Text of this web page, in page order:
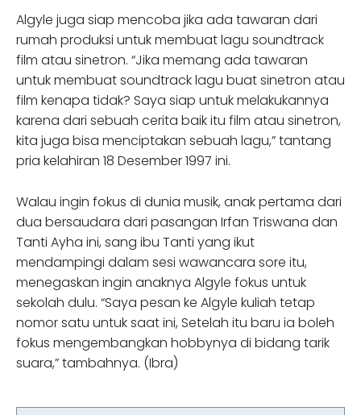
Algyle juga siap mencoba jika ada tawaran dari
rumah produksi untuk membuat lagu soundtrack
film atau sinetron. “Jika memang ada tawaran
untuk membuat soundtrack lagu buat sinetron atau
film kenapa tidak? Saya siap untuk melakukannya
karena dari sebuah cerita baik itu film atau sinetron,
kita juga bisa menciptakan sebuah lagu,” tantang
pria kelahiran 18 Desember 1997 ini.
Walau ingin fokus di dunia musik, anak pertama dari
dua bersaudara dari pasangan Irfan Triswana dan
Tanti Ayha ini, sang ibu Tanti yang ikut
mendampingi dalam sesi wawancara sore itu,
menegaskan ingin anaknya Algyle fokus untuk
sekolah dulu. “Saya pesan ke Algyle kuliah tetap
nomor satu untuk saat ini, Setelah itu baru ia boleh
fokus mengembangkan hobbynya di bidang tarik
suara,” tambahnya. (Ibra)